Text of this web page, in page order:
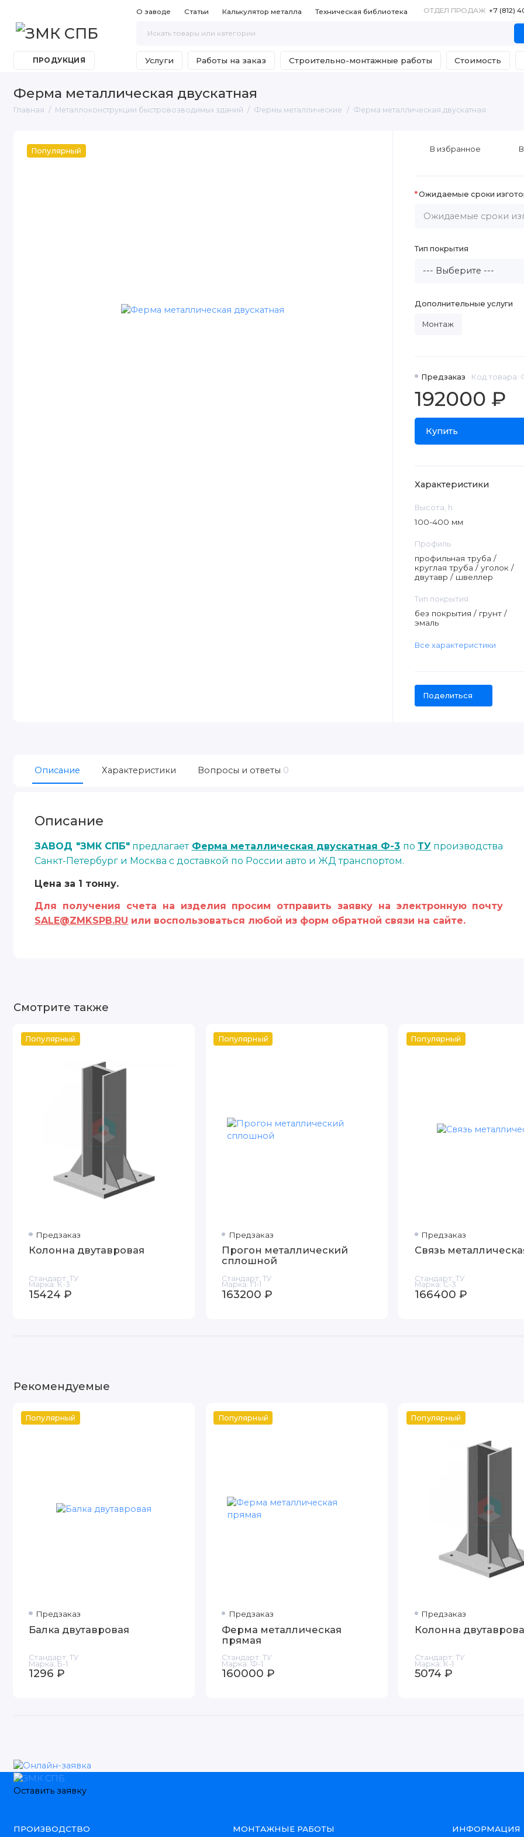
О заводе Статьи Калькулятор металла Техническая библиотека ОТДЕЛ ПРОДАЖ +7 (812)
ПРОДУКЦИЯ Услуги Работы на заказ Строительно-монтажные работы Стоимость
Ферма металлическая двускатная
Главная Металлоконструкции быстровозводимых зданий Фермы металлические Ферма металлическая двускатная
Популярный
Предзаказ Код товара:
192000 ₽
Купить
В избранное
Ожидаемые сроки
Тип покрытия
Дополнительные услуги
Монтаж
Характеристики
Высота, h
100-400 мм
Профиль
профильная труба /
круглая труба / уголок /
двутавр / швеллер
Тип покрытия
без покрытия / грунт /
эмаль
Все характеристики
Поделиться
Описание Характеристики Вопросы и ответы 0
Описание
ЗАВОД "ЗМК СПБ" предлагает Ферма металлическая двускатная Ф-3 поТУ производства
Санкт-Петербург и Москва с доставкой по России авто и ЖД транспортом.
Цена за 1 тонну.
Для получения счета на изделия просим отправить заявку на электронную почту
SALE@ZMKSPB.RU или воспользоваться любой из форм обратной связи на сайте.
Смотрите также
Популярный
Предзаказ
Колонна двутавровая
Марка: К-3
Стандарт: ТУ
15424 ₽
Популярный
Предзаказ
Прогон металлический
сплошной
Марка: П-1
Стандарт: ТУ
163200 ₽
Популярный
Предзаказ
Связь
Марка: С-3
Стандарт: ТУ
166400 ₽
Рекомендуемые
Популярный
Предзаказ
Балка двутавровая
Марка: Б-1
Стандарт: ТУ
1296 ₽
Популярный
Предзаказ
Ферма металлическая
прямая
Марка: Ф-1
Стандарт: ТУ
160000 ₽
Популярный
Предзаказ
Колонна
Марка: К-1
Стандарт: ТУ
5074 ₽
Оставить заявку
ПРОИЗВОДСТВО МОНТАЖНЫЕ РАБОТЫ ИНФОРМАЦИЯ